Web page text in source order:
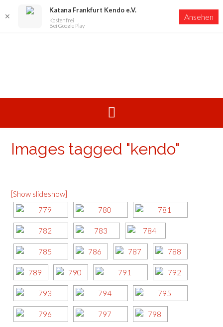
Images tagged "kendo"
[Show slideshow]
✕
Katana Frankfurt Kendo e.V.
Kostenfrei
Bei Google Play
Ansehen